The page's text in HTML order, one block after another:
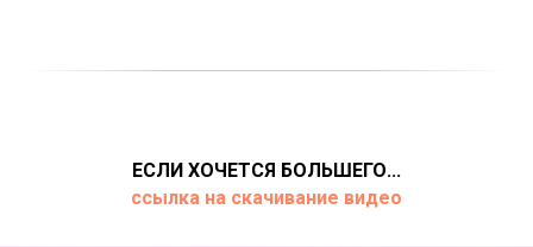
ЕСЛИ ХОЧЕТСЯ БОЛЬШЕГО...
ссылка на скачивание видео